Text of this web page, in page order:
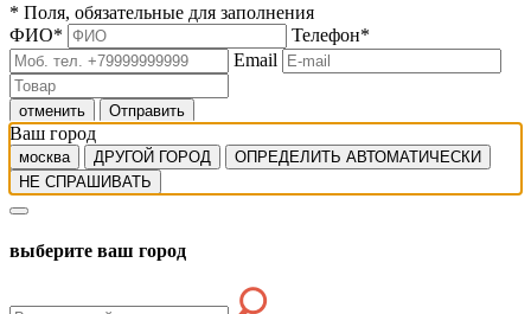
* Поля, обязательные для заполнения
ФИО* Телефон*
Email
отменить Отправить
Ваш город
москва ДРУГОЙ ГОРОД
ОПРЕДЕЛИТЬ АВТОМАТИЧЕСКИ
НЕ СПРАШИВАТЬ
выберите ваш город